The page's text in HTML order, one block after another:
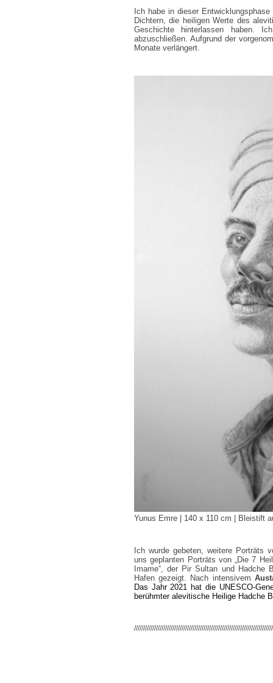
Ich habe in dieser
Dichtern, die heiligen Werte des
Geschichte hinterlassen haben.
abzuschließen. Aufgrund der
Monate verlängert.
Yunus Emre | 140 x 110 cm | Bleistift
Ich wurde gebeten, weitere Porträts
uns geplanten Porträts von „Die 7
Imame“, der Pir Sultan und Hadche
Hafen gezeigt. Nach intensivem
Das Jahr 2021 hat die UNESCO-
berühmter alevitische Heilige Hadche